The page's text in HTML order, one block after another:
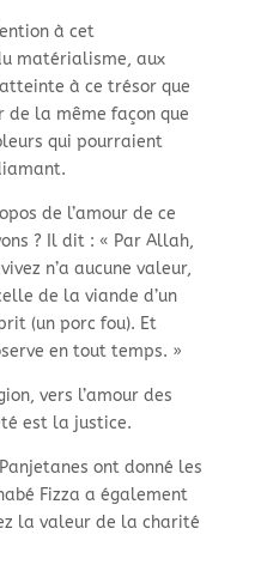
à cet
matérialisme, aux
à ce trésor que
de la même façon que
qui pourraient
de l’amour de ce
? Il dit : « Par Allah,
n’a aucune valeur,
de la viande d’un
(un porc fou). Et
en tout temps. »
vers l’amour des
est la justice.
ont donné les
Fizza a également
la valeur de la charité